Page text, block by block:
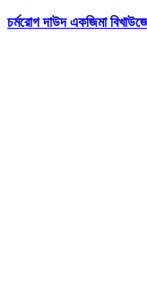
চর্মরোগ দাউদ একজিমা